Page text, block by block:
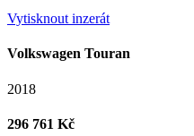
Vytisknout inzerát
Volkswagen Touran
2018
296 761 Kč